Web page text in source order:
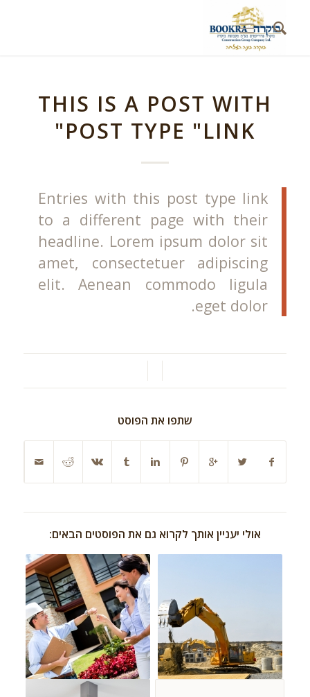
THIS IS A POST WITH
POST TYPE "LINK"
Entries with this post type link
to a different page with their
headline. Lorem ipsum dolor sit
amet, consectetuer adipiscing
elit. Aenean commodo ligula
eget dolor.
שתפו את הפוסט
אולי יעניין אותך לקרוא גם את הפוסטים הבאים: